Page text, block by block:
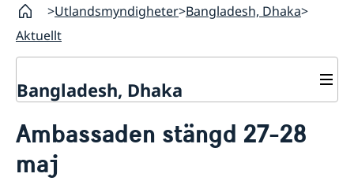
Utlandsmyndigheter Bangladesh, Dhaka
Aktuellt
Bangladesh, Dhaka
Om oss
Ambassadens personal
Så stöttar vi svenska företag
Ambassaden stängd 27-28
maj